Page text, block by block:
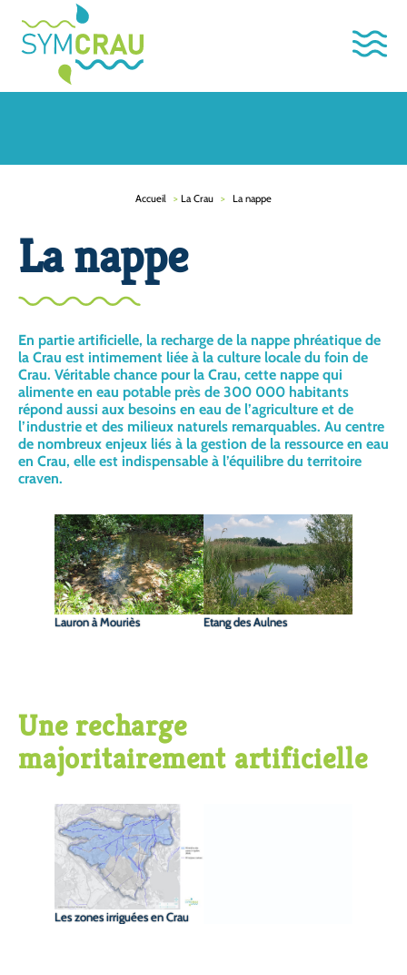
Accueil > La Crau > La nappe
La nappe
En partie artificielle, la recharge de la nappe phréatique de
la Crau est intimement liée à la culture locale du foin de
Crau. Véritable chance pour la Crau, cette nappe qui
alimente en eau potable près de 300 000 habitants
répond aussi aux besoins en eau de l’agriculture et de
l’industrie et des milieux naturels remarquables. Au centre
de nombreux enjeux liés à la gestion de la ressource en eau
en Crau, elle est indispensable à l’équilibre du territoire
craven.
Lauron à Mouriès Etang des Aulnes
Une recharge
majoritairement artificielle
Les zones irriguées en Crau